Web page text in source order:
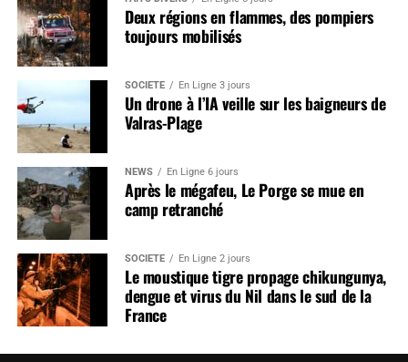
Deux régions en flammes, des pompiers
toujours mobilisés
SOCIÉTÉ En Ligne 3 jours
Un drone à l’IA veille sur les baigneurs de
Valras-Plage
NEWS En Ligne 6 jours
Après le mégafeu, Le Porge se mue en
camp retranché
SOCIÉTÉ En Ligne 2 jours
Le moustique tigre propage chikungunya,
dengue et virus du Nil dans le sud de la
France